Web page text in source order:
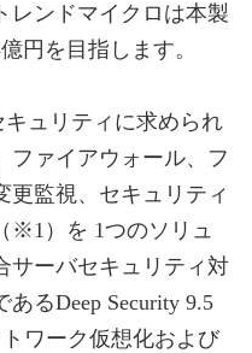
レンドマイクロは本製
円を目指します。
キュリティに求められ
ファイアウォール、フ
更監視、セキュリティ
※1）を 1つのソリュ
サーバセキュリティ対
るDeep Security 9.5
ワーク仮想化および